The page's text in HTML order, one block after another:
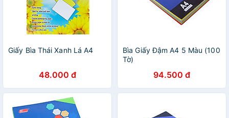
Giấy Bìa Thái Xanh Lá A4
48.000 đ
Bìa Giấy Đậm A4 5 Màu (100
Tờ)
94.500 đ